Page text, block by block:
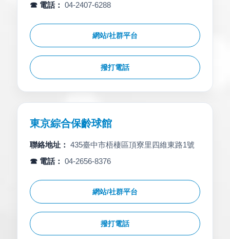
☎ 電話： 04-2407-6288
網站/社群平台
撥打電話
東京綜合保齡球館
聯絡地址： 435臺中市梧棲區頂寮里四維東路1號
☎ 電話： 04-2656-8376
網站/社群平台
撥打電話